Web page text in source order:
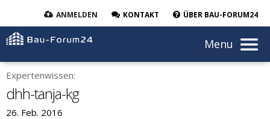
ANMELDEN KONTAKT ÜBER BAU-FORUM24
Menu
Expertenwissen:
dhh-tanja-kg
26. Feb. 2016